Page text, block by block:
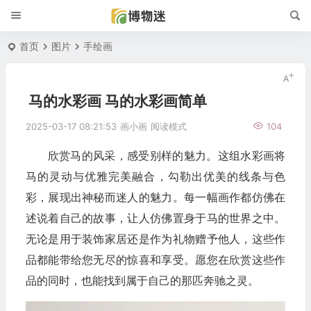
首页 图片 手绘画
马的水彩画 马的水彩画简单
2025-03-17 08:21:53 画小画 104
阅读模式
欣赏马的风采，感受别样的魅力。这组水彩画将
马的灵动与优雅完美融合，勾勒出优美的线条与色
彩，展现出神秘而迷人的魅力。每一幅画作都仿佛在
述说着自己的故事，让人仿佛置身于马的世界之中。
无论是用于装饰家居还是作为礼物赠予他人，这些作
品都能带给您无尽的惊喜和享受。愿您在欣赏这些作
品的同时，也能找到属于自己的那匹奔驰之灵。